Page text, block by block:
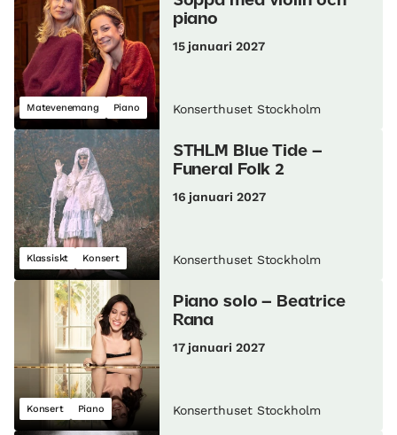
Matevenemang Piano
piano
15 januari 2027
Konserthuset Stockholm
Klassiskt Konsert
STHLM Blue Tide –
Funeral Folk 2
16 januari 2027
Konserthuset Stockholm
Konsert Piano
Piano solo – Beatrice
Rana
17 januari 2027
Konserthuset Stockholm